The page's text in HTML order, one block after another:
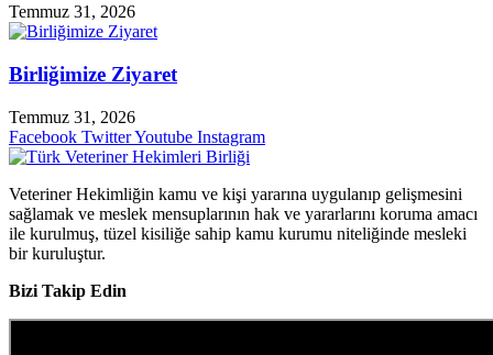
Temmuz 31, 2026
Birliğimize Ziyaret
Temmuz 31, 2026
Facebook TwitterYoutube Instagram
Veteriner Hekimliğin kamu ve kişi yararına uygulanıp gelişmesini
sağlamak ve meslek mensuplarının hak ve yararlarını koruma amacı
ile kurulmuş, tüzel kisiliğe sahip kamu kurumu niteliğinde mesleki
bir kuruluştur.
Bizi Takip Edin